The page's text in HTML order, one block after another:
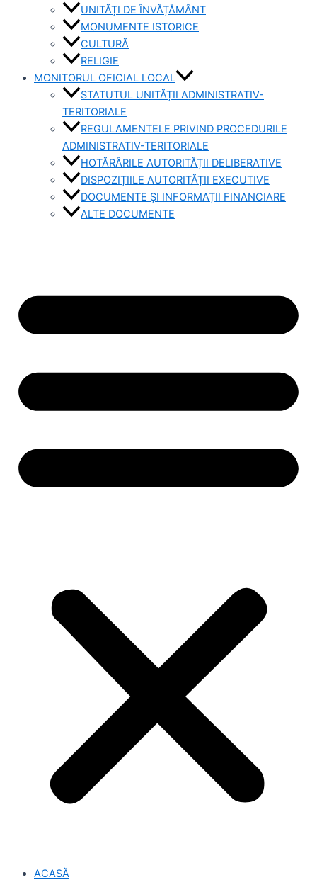
UNITĂȚI DE ÎNVĂȚĂMÂNT
MONUMENTE ISTORICE
CULTURĂ
RELIGIE
MONITORUL OFICIAL LOCAL
STATUTUL UNITĂȚII ADMINISTRATIV-
TERITORIALE
REGULAMENTELE PRIVIND PROCEDURILE
ADMINISTRATIV-TERITORIALE
HOTĂRÂRILE AUTORITĂȚII DELIBERATIVE
DISPOZIȚIILE AUTORITĂȚII EXECUTIVE
DOCUMENTE ȘI INFORMAȚII FINANCIARE
ALTE DOCUMENTE
ACASĂ